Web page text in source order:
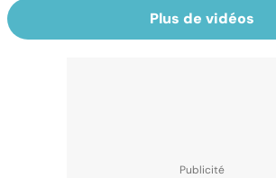
Plus de vidéos